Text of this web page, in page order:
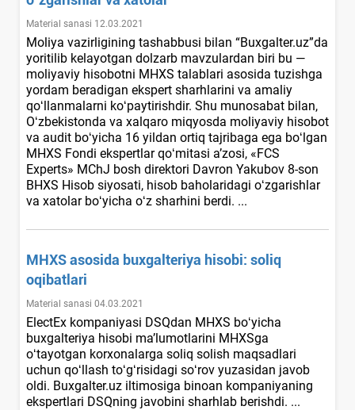
Material sanasi 12.03.2021
Moliya vazirligining tashabbusi bilan “Buxgalter.uz”da
yoritilib kelayotgan dolzarb mavzulardan biri bu —
moliyaviy hisobotni MHXS talablari asosida tuzishga
yordam beradigan ekspert sharhlarini va amaliy
qoʻllanmalarni koʻpaytirishdir. Shu munosabat bilan,
Oʻzbekistonda va хalqaro miqyosda moliyaviy hisobot
va audit boʻyicha 16 yildan ortiq tajribaga ega boʻlgan
MHXS Fondi ekspertlar qoʻmitasi a’zosi, «FCS
Experts» MChJ bosh direktori Davron Yakubov 8-son
BHXS Hisob siyosati, hisob baholaridagi oʻzgarishlar
va хatolar boʻyicha oʻz sharhini berdi. ...
MHXS asosida buхgalteriya hisobi: soliq
oqibatlari
Material sanasi 04.03.2021
ElectEx kompaniyasi DSQdan MHXS boʻyicha
buхgalteriya hisobi ma’lumotlarini MHXSga
oʻtayotgan korхonalarga soliq solish maqsadlari
uchun qoʻllash toʻgʻrisidagi soʻrov yuzasidan javob
oldi. Buxgalter.uz iltimosiga binoan kompaniyaning
ekspertlari DSQning javobini sharhlab berishdi. ...